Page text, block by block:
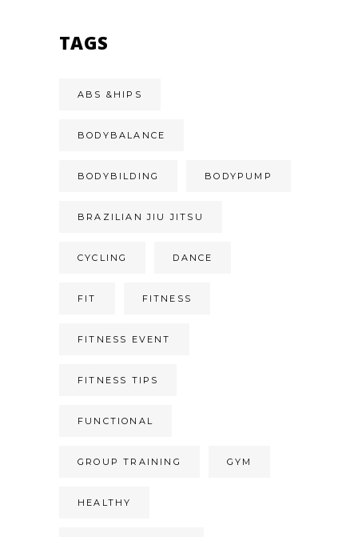
TAGS
ABS &HIPS
BODYBALANCE
BODYBILDING BODYPUMP
BRAZILIAN JIU JITSU
CYCLING DANCE
FIT FITNESS
FITNESS EVENT
FITNESS TIPS
FUNCTIONAL
GROUP TRAINING GYM
HEALTHY